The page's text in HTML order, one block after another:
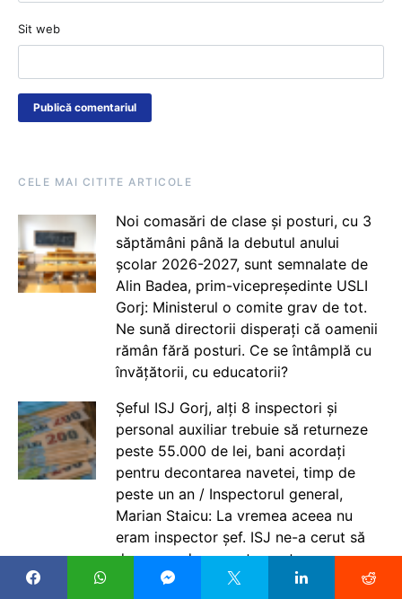
Sit web
CELE MAI CITITE ARTICOLE
Noi comasări de clase și posturi, cu 3
săptămâni până la debutul anului
școlar 2026-2027, sunt semnalate de
Alin Badea, prim-vicepreședinte USLI
Gorj: Ministerul o comite grav de tot.
Ne sună directorii disperați că oamenii
rămân fără posturi. Ce se întâmplă cu
învățătorii, cu educatorii?
Șeful ISJ Gorj, alți 8 inspectori și
personal auxiliar trebuie să returneze
peste 55.000 de lei, bani acordați
pentru decontarea navetei, timp de
peste un an / Inspectorul general,
Marian Staicu: La vremea aceea nu
eram inspector șef. ISJ ne-a cerut să
depunem documente pentru
decontarea navetei